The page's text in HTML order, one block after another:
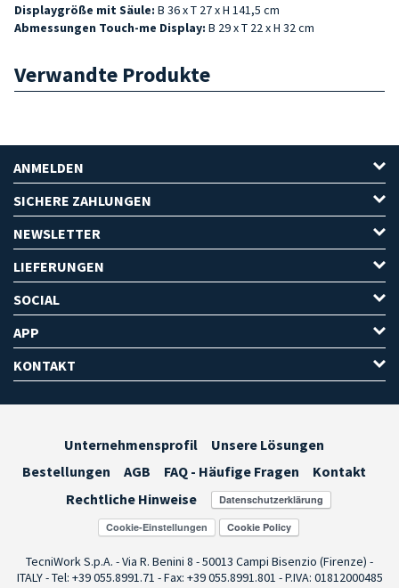
Displaygröße mit Säule: B 36 x T 27 x H 141,5 cm
Abmessungen Touch-me Display: B 29 x T 22 x H 32 cm
Verwandte Produkte
ANMELDEN
SICHERE ZAHLUNGEN
NEWSLETTER
LIEFERUNGEN
SOCIAL
APP
KONTAKT
Unternehmensprofil
Unsere Lösungen
Bestellungen
AGB FAQ - Häufige Fragen
Kontakt
Rechtliche Hinweise
Cookie-Einstellungen
TecniWork S.p.A. - Via R. Benini 8 - 50013 Campi Bisenzio (Firenze) -
ITALY - Tel: +39 055.8991.71 - Fax: +39 055.8991.801 - P.IVA: 01812000485